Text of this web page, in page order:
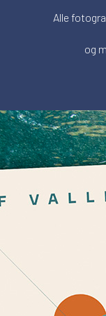
Alle
og